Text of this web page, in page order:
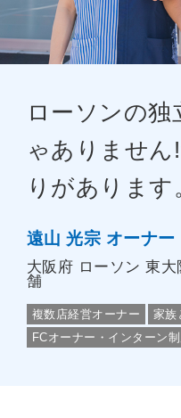
ローソンの独
ゃありませ
りがあります
遠山 光宗 オーナー
大阪府 ローソン 東
舗
複数店経営オーナー
家族
FCオーナー・インターン